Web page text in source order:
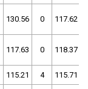
130.56 0 117.62
117.63 0 118.37
115.21 4 115.71